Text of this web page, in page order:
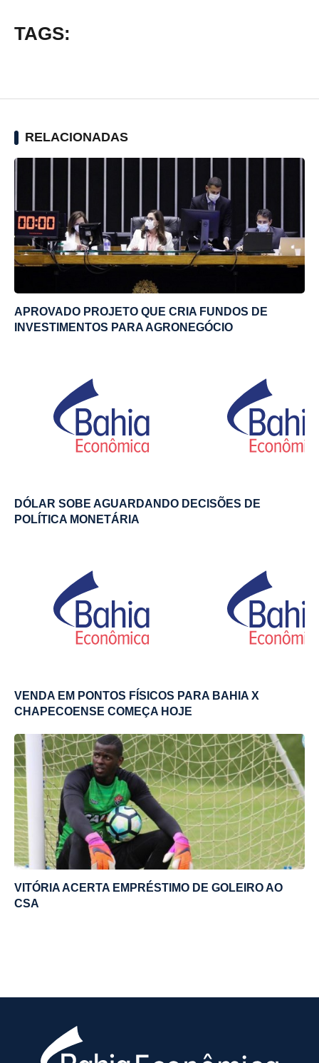
TAGS:
RELACIONADAS
APROVADO PROJETO QUE CRIA FUNDOS DE
INVESTIMENTOS PARA AGRONEGÓCIO
DÓLAR SOBE AGUARDANDO DECISÕES DE
POLÍTICA MONETÁRIA
VENDA EM PONTOS FÍSICOS PARA BAHIA X
CHAPECOENSE COMEÇA HOJE
VITÓRIA ACERTA EMPRÉSTIMO DE GOLEIRO AO
CSA